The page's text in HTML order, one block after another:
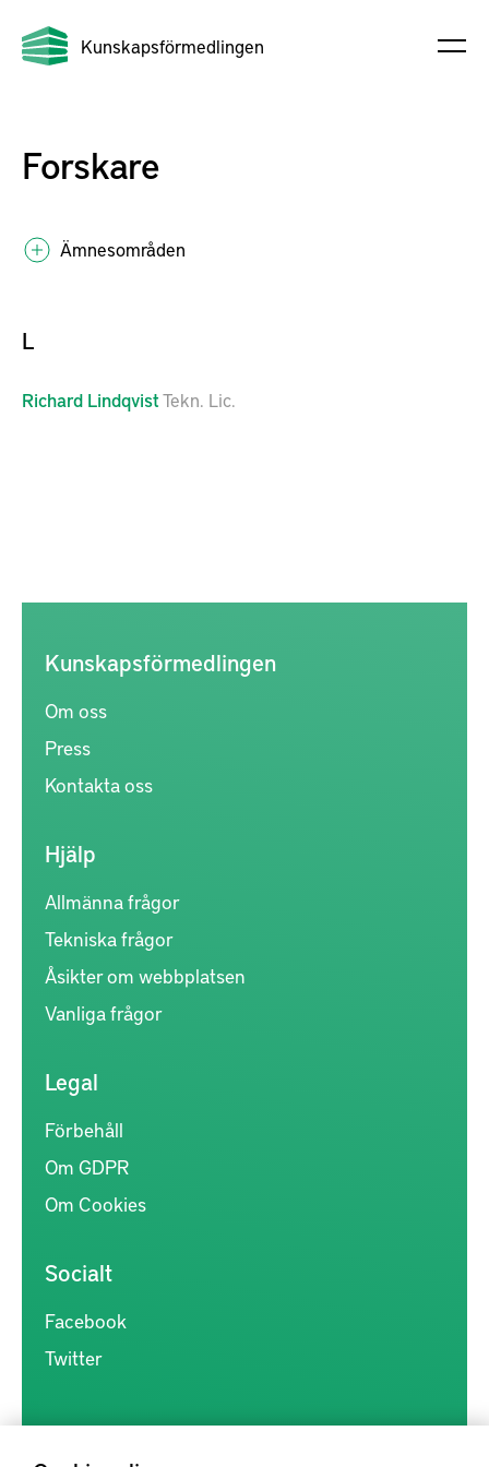
Kunskapsförmedlingen
Forskare
Ämnesområden
L
Richard LindqvistTekn. Lic.
Kunskapsförmedlingen
Om oss
Press
Kontakta oss
Hjälp
Allmänna frågor
Tekniska frågor
Åsikter om webbplatsen
Vanliga frågor
Legal
Förbehåll
Om GDPR
Om Cookies
Socialt
Facebook
Twitter